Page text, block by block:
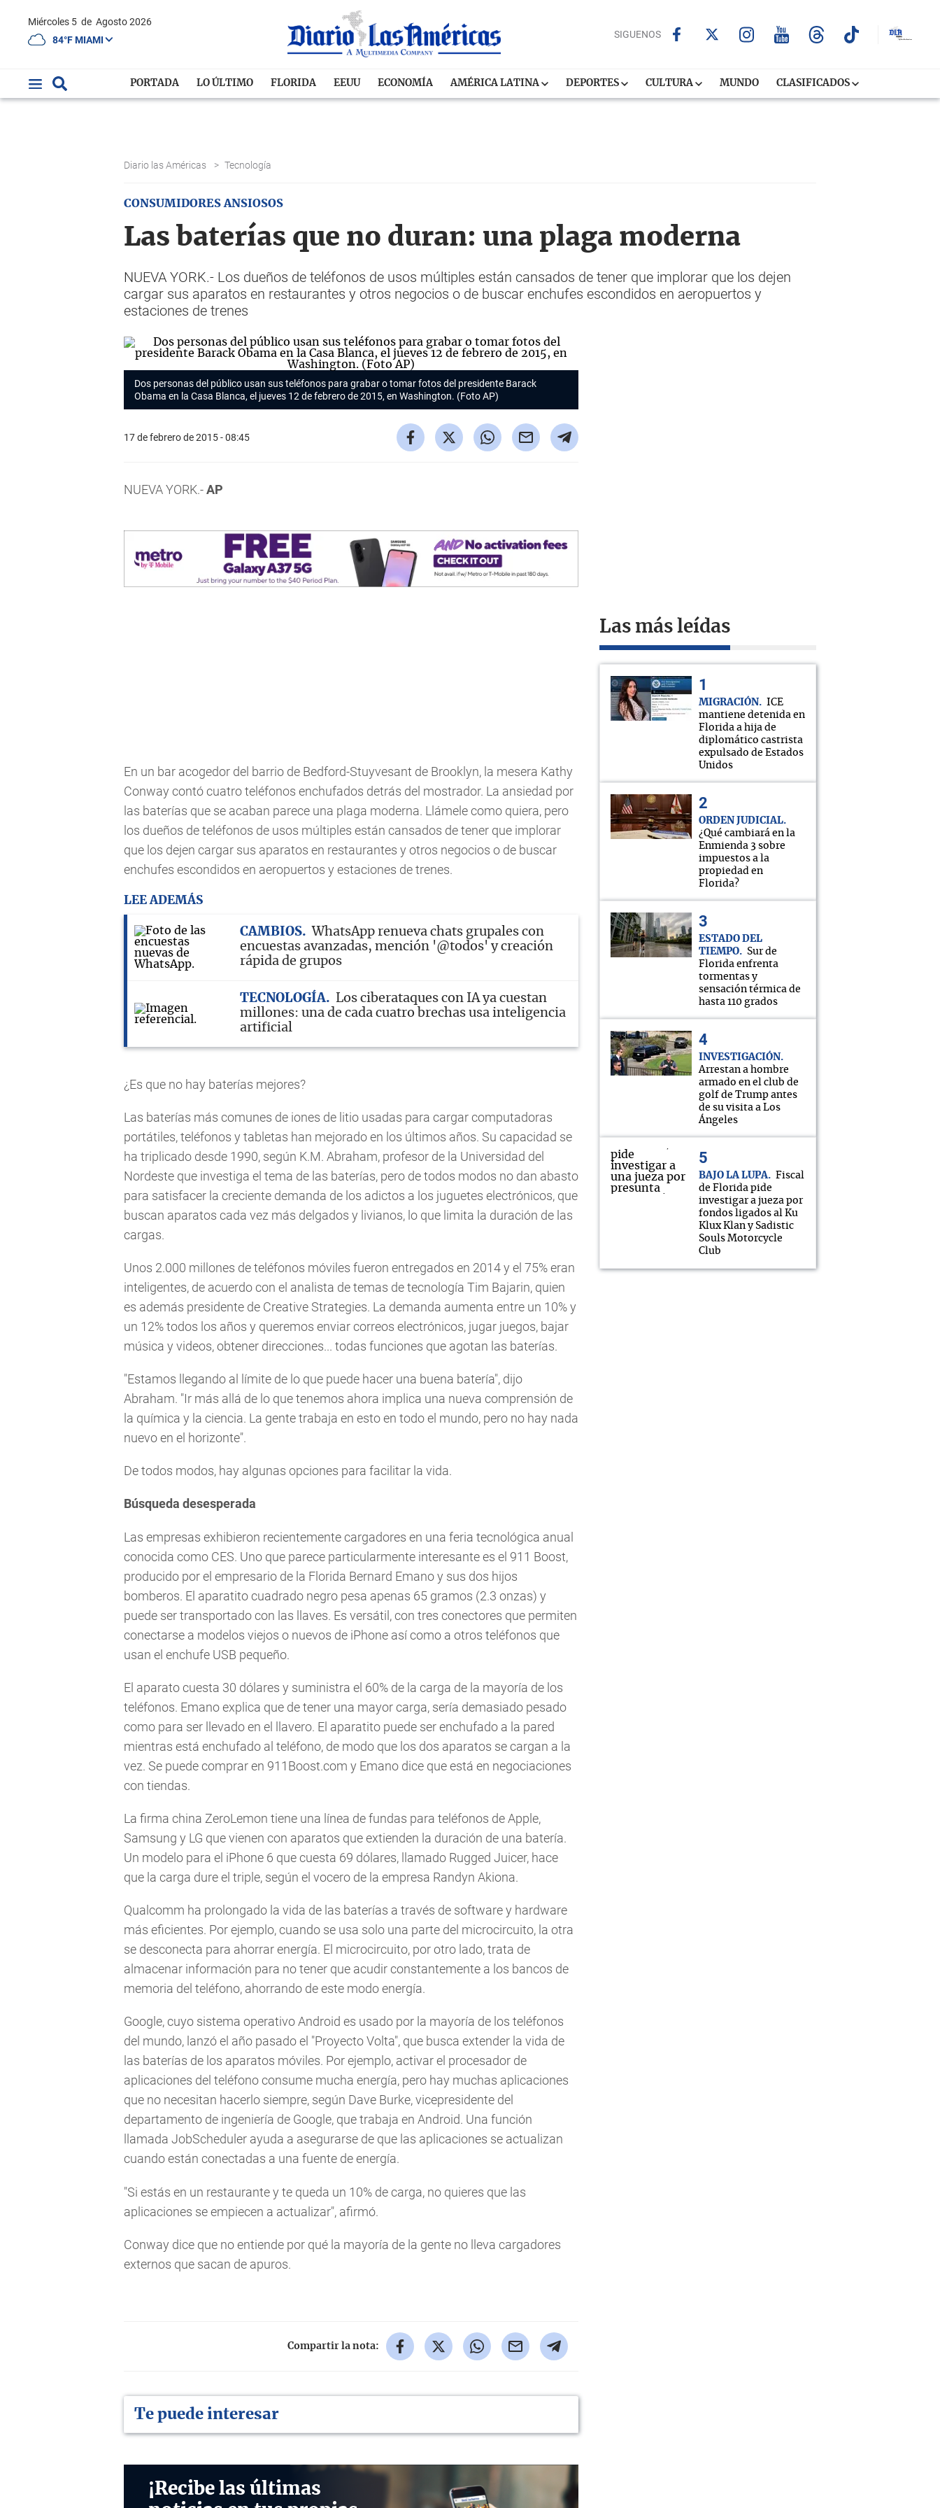
Miércoles 5 de Agosto 2026
84°F MIAMI
SIGUENOS
PORTADA LO ÚLTIMO FLORIDA EEUU ECONOMÍA AMÉRICA LATINA DEPORTES CULTURA MUNDO CLASIFICADOS
Diario las Américas > Tecnología
CONSUMIDORES ANSIOSOS
Las baterías que no duran: una plaga moderna
NUEVA YORK.- Los dueños de teléfonos de usos múltiples están cansados de tener que implorar que los dejen
cargar sus aparatos en restaurantes y otros negocios o de buscar enchufes escondidos en aeropuertos y
estaciones de trenes
Dos personas del público usan sus teléfonos para grabar o tomar fotos del presidente Barack
Obama en la Casa Blanca, el jueves 12 de febrero de 2015, en Washington. (Foto AP)
17 de febrero de 2015 - 08:45
NUEVA YORK.-AP
En un bar acogedor del barrio de Bedford-Stuyvesant de Brooklyn, la mesera Kathy
Conway contó cuatro teléfonos enchufados detrás del mostrador. La ansiedad por
las baterías que se acaban parece una plaga moderna. Llámele como quiera, pero
los dueños de teléfonos de usos múltiples están cansados de tener que implorar
que los dejen cargar sus aparatos en restaurantes y otros negocios o de buscar
enchufes escondidos en aeropuertos y estaciones de trenes.
LEE ADEMÁS
CAMBIOS
WhatsApp renueva chats grupales con
encuestas avanzadas, mención '@todos' y creación
rápida de grupos
TECNOLOGÍA
Los ciberataques con IA ya cuestan
millones: una de cada cuatro brechas usa inteligencia
artificial
¿Es que no hay baterías mejores?
Las baterías más comunes de iones de litio usadas para cargar computadoras
portátiles, teléfonos y tabletas han mejorado en los últimos años. Su capacidad se
ha triplicado desde 1990, según K.M. Abraham, profesor de la Universidad del
Nordeste que investiga el tema de las baterías, pero de todos modos no dan abasto
para satisfacer la creciente demanda de los adictos a los juguetes electrónicos, que
buscan aparatos cada vez más delgados y livianos, lo que limita la duración de las
cargas.
Unos 2.000 millones de teléfonos móviles fueron entregados en 2014 y el 75% eran
inteligentes, de acuerdo con el analista de temas de tecnología Tim Bajarin, quien
es además presidente de Creative Strategies. La demanda aumenta entre un 10% y
un 12% todos los años y queremos enviar correos electrónicos, jugar juegos, bajar
música y videos, obtener direcciones... todas funciones que agotan las baterías.
"Estamos llegando al límite de lo que puede hacer una buena batería", dijo
Abraham. "Ir más allá de lo que tenemos ahora implica una nueva comprensión de
la química y la ciencia. La gente trabaja en esto en todo el mundo, pero no hay nada
nuevo en el horizonte".
De todos modos, hay algunas opciones para facilitar la vida.
Búsqueda desesperada
Las empresas exhibieron recientemente cargadores en una feria tecnológica anual
conocida como CES. Uno que parece particularmente interesante es el 911 Boost,
producido por el empresario de la Florida Bernard Emano y sus dos hijos
bomberos. El aparatito cuadrado negro pesa apenas 65 gramos (2.3 onzas) y
puede ser transportado con las llaves. Es versátil, con tres conectores que permiten
conectarse a modelos viejos o nuevos de iPhone así como a otros teléfonos que
usan el enchufe USB pequeño.
El aparato cuesta 30 dólares y suministra el 60% de la carga de la mayoría de los
teléfonos. Emano explica que de tener una mayor carga, sería demasiado pesado
como para ser llevado en el llavero. El aparatito puede ser enchufado a la pared
mientras está enchufado al teléfono, de modo que los dos aparatos se cargan a la
vez. Se puede comprar en 911Boost.com y Emano dice que está en negociaciones
con tiendas.
La firma china ZeroLemon tiene una línea de fundas para teléfonos de Apple,
Samsung y LG que vienen con aparatos que extienden la duración de una batería.
Un modelo para el iPhone 6 que cuesta 69 dólares, llamado Rugged Juicer, hace
que la carga dure el triple, según el vocero de la empresa Randyn Akiona.
Qualcomm ha prolongado la vida de las baterías a través de software y hardware
más eficientes. Por ejemplo, cuando se usa solo una parte del microcircuito, la otra
se desconecta para ahorrar energía. El microcircuito, por otro lado, trata de
almacenar información para no tener que acudir constantemente a los bancos de
memoria del teléfono, ahorrando de este modo energía.
Google, cuyo sistema operativo Android es usado por la mayoría de los teléfonos
del mundo, lanzó el año pasado el "Proyecto Volta", que busca extender la vida de
las baterías de los aparatos móviles. Por ejemplo, activar el procesador de
aplicaciones del teléfono consume mucha energía, pero hay muchas aplicaciones
que no necesitan hacerlo siempre, según Dave Burke, vicepresidente del
departamento de ingeniería de Google, que trabaja en Android. Una función
llamada JobScheduler ayuda a asegurarse de que las aplicaciones se actualizan
cuando están conectadas a una fuente de energía.
"Si estás en un restaurante y te queda un 10% de carga, no quieres que las
aplicaciones se empiecen a actualizar", afirmó.
Conway dice que no entiende por qué la mayoría de la gente no lleva cargadores
externos que sacan de apuros.
Compartir la nota:
Te puede interesar
¡Recibe las últimas
Las más leídas
MIGRACIÓN
ICE
mantiene detenida en
Florida a hija de
diplomático castrista
expulsado de Estados
Unidos
ORDEN JUDICIAL
¿Qué cambiará en la
Enmienda 3 sobre
impuestos a la
propiedad en
Florida?
ESTADO DEL
TIEMPO
Sur de
Florida enfrenta
tormentas y
sensación térmica de
hasta 110 grados
INVESTIGACIÓN
Arrestan a hombre
armado en el club de
golf de Trump antes
de su visita a Los
Ángeles
BAJO LA LUPA
Fiscal
de Florida pide
investigar a jueza por
fondos ligados al Ku
Klux Klan y Sadistic
Souls Motorcycle
Club